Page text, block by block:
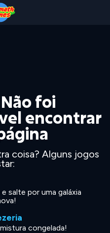
foi
encontrar
coisa? Alguns jogos
salte por uma galáxia
congelada!